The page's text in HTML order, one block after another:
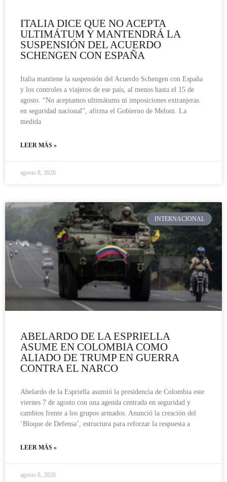
ITALIA DICE QUE NO ACEPTA
ULTIMÁTUM Y MANTENDRÁ LA
SUSPENSIÓN DEL ACUERDO
SCHENGEN CON ESPAÑA
Italia mantiene la suspensión del Acuerdo Schengen con España
y los controles a viajeros de ese país, al menos hasta el 15 de
agosto. “No aceptamos ultimátums ni imposiciones extranjeras
en seguridad nacional”, afirma el Gobierno de Meloni. La
medida
LEER MÁS »
agosto 8, 2026
INTERNACIONAL
ABELARDO DE LA ESPRIELLA
ASUME EN COLOMBIA COMO
ALIADO DE TRUMP EN GUERRA
CONTRA EL NARCO
Abelardo de la Espriella asumió la presidencia de Colombia este
viernes 7 de agosto con una agenda centrada en seguridad y
cambios frente a los grupos armados. Anunció la creación del
‘Bloque de Defensa’, estructura para reforzar la respuesta a
LEER MÁS »
agosto 8, 2026